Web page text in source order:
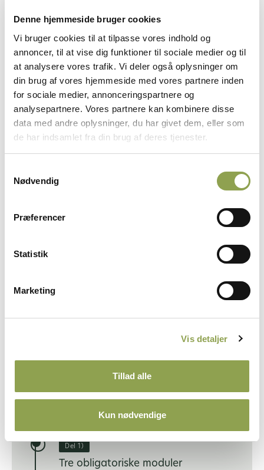
Denne hjemmeside bruger cookies
Vi bruger cookies til at tilpasse vores indhold og
annoncer, til at vise dig funktioner til sociale medier og til
at analysere vores trafik. Vi deler også oplysninger om
din brug af vores hjemmeside med vores partnere inden
for sociale medier, annonceringspartnere og
analysepartnere. Vores partnere kan kombinere disse
data med andre oplysninger, du har givet dem, eller som
de har indsamlet fra din brug af deres tjenester.
Nødvendig
Præferencer
Statistik
Marketing
Vis detaljer
Tillad alle
Kun nødvendige
samlede DJ’s Lederuddannelse. Den frivillige
ledelsesdisciplin, præsentationsteknik,
formidling og kommunikation, vil blive
inkorporeret i det samlede uddannelsesforløb,
som den røde tråd, der skal samle uddannelsen.
At få øget kendskab til foreningsjura, økonomi,
DJ’s strategi, vedtægter og natursyn.
Uddannelsens opbygning
Del 1)
Tre obligatoriske moduler